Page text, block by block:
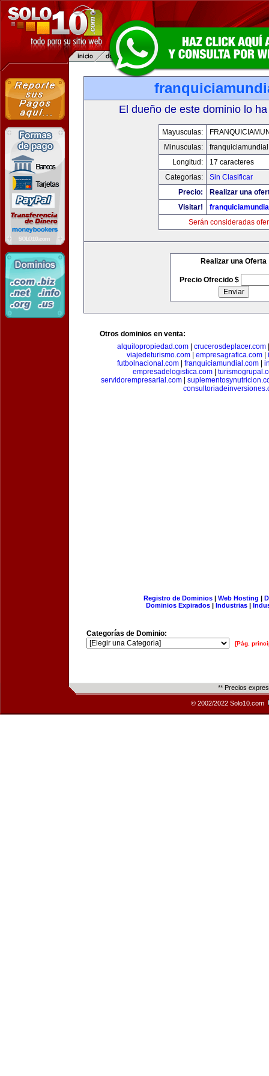
El dueño de este dominio lo
Mayusculas:
Minusculas:
Longitud:
17 caracteres
Categorias:
Sin Clasificar
Precio:
Realizar una
Visitar!
Serán consideradas
Realizar una Oferta
Precio Ofrecido $
Otros dominios en venta:
alquilopropiedad.com| crucerosdeplacer.com
viajedeturismo.com| empresagrafica.com|
futbolnacional.com
franquiciamundial.com
empresadelogistica.com
servidorempresarial.com
Registro de Dominios| Web Hosting |
Dominios Expirados | Industrias |
Categorías de Dominio:
[Pág.
** Precios
© 2002/2022 Solo10.com